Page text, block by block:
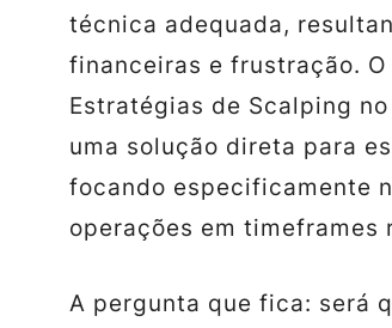
técnica adequada,
financeiras e frustração. O
Estratégias de Scalping
uma solução direta para
focando especificamente
operações em timeframes
A pergunta que fica: será